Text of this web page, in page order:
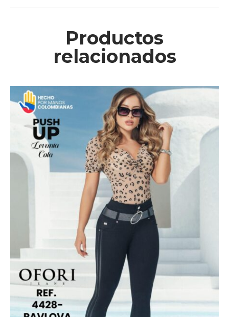
Productos
relacionados